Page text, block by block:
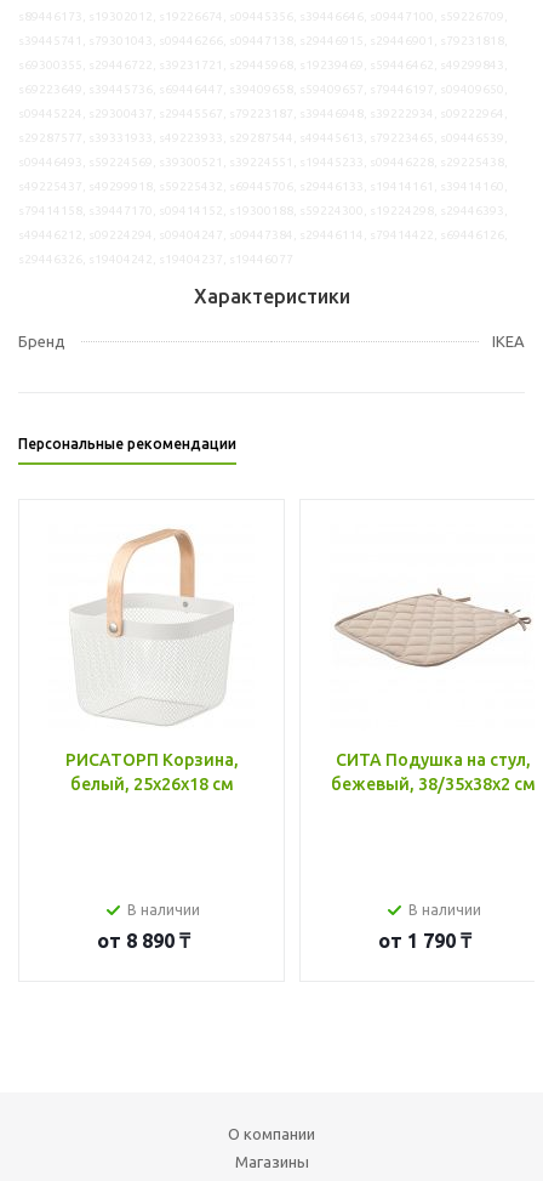
Характеристики
Бренд IKEA
Персональные рекомендации
РИСАТОРП Корзина,
белый, 25x26x18 см
В наличии
от 8 890 ₸
СИТА Подушка на стул,
бежевый, 38/35x38x2 см
В наличии
от 1 790 ₸
О компании
Магазины